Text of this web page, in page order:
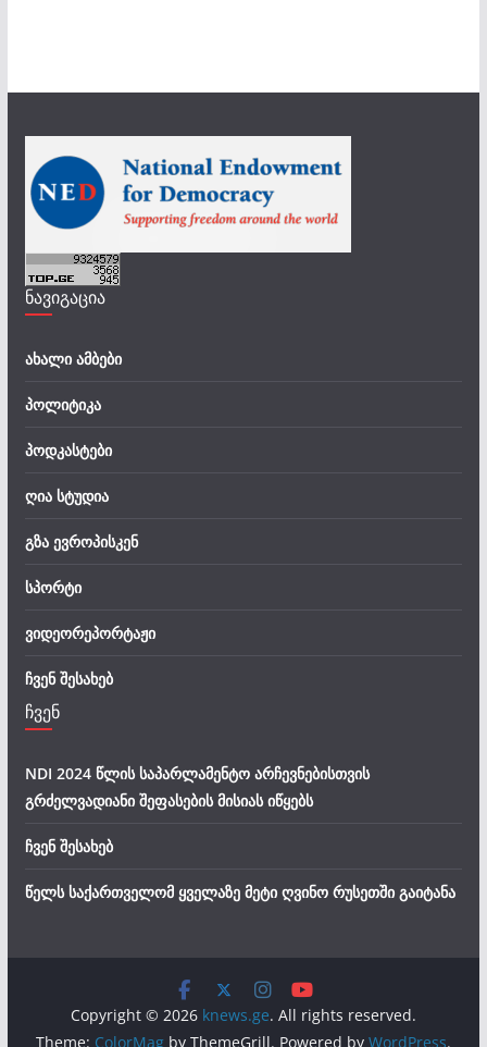
ნავიგაცია
ახალი ამბები
პოლიტიკა
პოდკასტები
ღია სტუდია
გზა ევროპისკენ
სპორტი
ვიდეორეპორტაჟი
ჩვენ შესახებ
ჩვენ
NDI 2024 წლის საპარლამენტო არჩევნებისთვის
გრძელვადიანი შეფასების მისიას იწყებს
ჩვენ შესახებ
წელს საქართველომ ყველაზე მეტი ღვინო რუსეთში გაიტანა
Copyright © 2026 knews.ge. All rights reserved.
Theme: ColorMagby ThemeGrill. Powered by WordPress.